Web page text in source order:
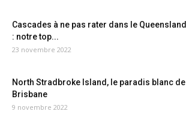
Cascades à ne pas rater dans le Queensland
: notre top...
23 novembre 2022
North Stradbroke Island, le paradis blanc de
Brisbane
9 novembre 2022